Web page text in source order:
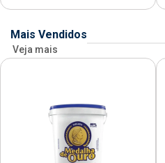
Mais Vendidos
Veja mais